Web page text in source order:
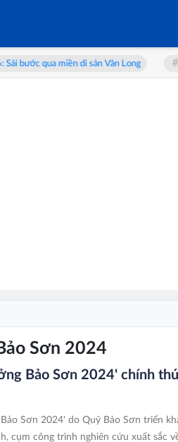
qua miền di sản Vân Long Lễ
Sơn 2024
Bảo Sơn 2024' chính
Sơn 2024' do Quỹ Bảo Sơn triển
cụm công trình nghiên cứu xuất sắc